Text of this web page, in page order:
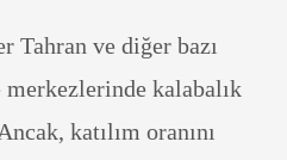
Tahran ve diğer bazı
kalabalık
katılım oranını